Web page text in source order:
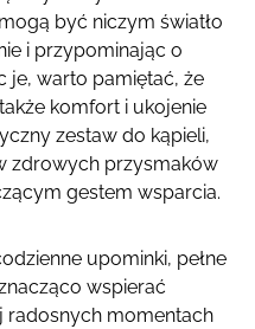
być niczym światło
i przypominając o
je, warto pamiętać, że
komfort i ukojenie
zestaw do kąpieli,
zdrowych przysmaków
gestem wsparcia.
upominki, pełne
wspierać
radosnych momentach